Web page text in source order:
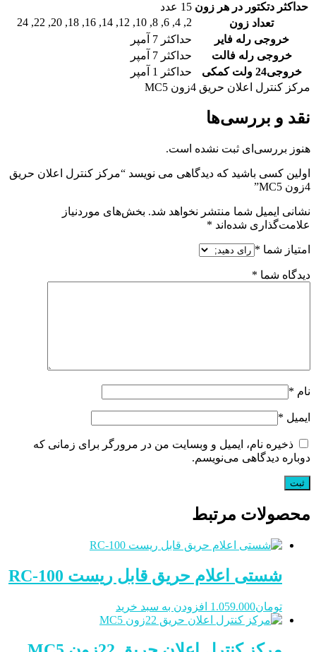
حداکثر دتکتور در هر زون 15 عدد
تعداد زون
2, 4, 6, 8, 10, 12, 14, 16, 18, 20, 22, 24
خروجی رله فایر
حداکثر 7 آمپر
خروجی رله فالت
حداکثر 7 آمپر
خروجی24 ولت کمکی
حداکثر 1 آمپر
مرکز کنترل اعلان حریق 4زون MC5
نقد و بررسی‌ها
هنوز بررسی‌ای ثبت نشده است.
اولین کسی باشید که دیدگاهی می نویسد “مرکز کنترل اعلان حریق
4زون MC5”
نشانی ایمیل شما منتشر نخواهد شد. بخش‌های موردنیاز
علامت‌گذاری شده‌اند *
امتیاز شما *
دیدگاه شما *
نام *
ایمیل *
ذخیره نام، ایمیل و وبسایت من در مرورگر برای زمانی که
دوباره دیدگاهی می‌نویسم.
محصولات مرتبط
شستی اعلام حریق قابل ریست RC-100
تومان1.059.000 افزودن به سبد خرید